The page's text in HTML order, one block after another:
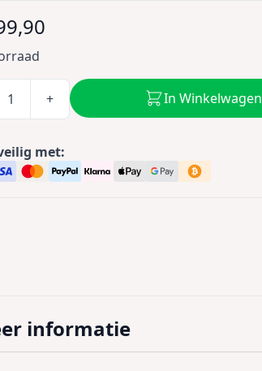
+ In Winkelwagen
met:
informatie